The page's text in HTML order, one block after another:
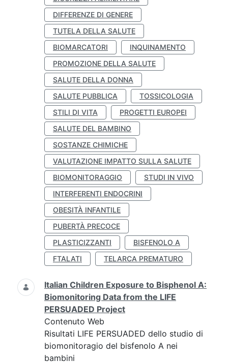
DIFFERENZE DI GENERE
TUTELA DELLA SALUTE
BIOMARCATORI
INQUINAMENTO
PROMOZIONE DELLA SALUTE
SALUTE DELLA DONNA
SALUTE PUBBLICA
TOSSICOLOGIA
STILI DI VITA
PROGETTI EUROPEI
SALUTE DEL BAMBINO
SOSTANZE CHIMICHE
VALUTAZIONE IMPATTO SULLA SALUTE
BIOMONITORAGGIO
STUDI IN VIVO
INTERFERENTI ENDOCRINI
OBESITÀ INFANTILE
PUBERTÀ PRECOCE
PLASTICIZZANTI
BISFENOLO A
FTALATI
TELARCA PREMATURO
Italian Children Exposure to Bisphenol A:
Biomonitoring Data from the LIFE
PERSUADED Project
Contenuto Web
Risultati LIFE PERSUADED dello studio di
biomonitoragio del bisfenolo A nei
bambini